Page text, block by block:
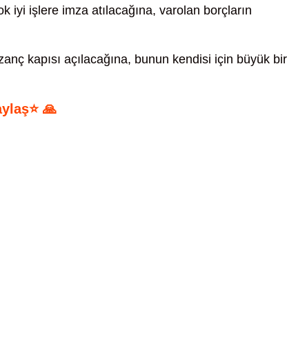
iyi işlere imza atılacağına, varolan borçların
kapısı açılacağına, bunun kendisi için büyük
🙏